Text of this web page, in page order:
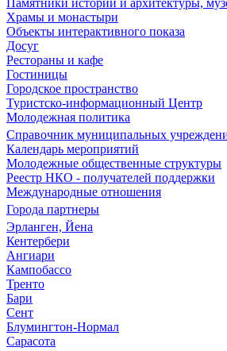
Памятники истории и архитектуры,
Храмы и монастыри
Объекты интерактивного показа
Досуг
Рестораны и кафе
Гостиницы
Городское пространство
Туристско-информационный Центр
Молодежная политика
Справочник муниципальных
Календарь мероприятий
Молодежные общественные структуры
Реестр НКО - получателей поддержки
Международные отношения
Города партнеры
Эрланген, Йена
Кентербери
Ангиари
Кампобассо
Тренто
Бари
Сент
Блумингтон-Нормал
Сарасота